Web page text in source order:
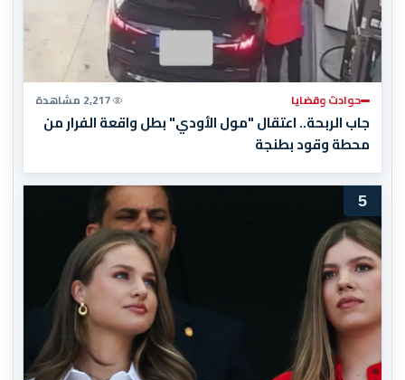
حوادث وقضايا 2,217 مشاهدة
جاب الربحة.. اعتقال "مول الأودي" بطل واقعة الفرار من
محطة وقود بطنجة
5